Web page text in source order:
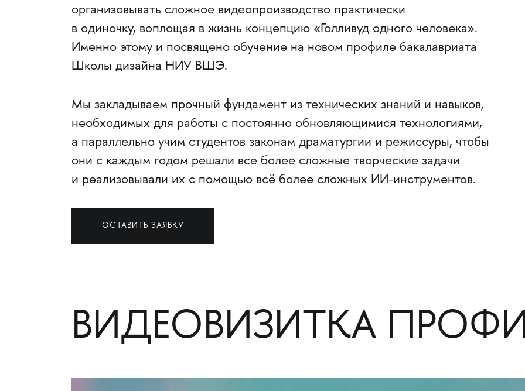
организовывать сложное видеопроизводство практически
в одиночку, воплощая в жизнь концепцию «Голливуд одного человека».
Именно этому и посвящено обучение на новом профиле бакалавриата
Школы дизайна НИУ ВШЭ.
Мы закладываем прочный фундамент из технических знаний и навыков,
необходимых для работы с постоянно обновляющимися технологиями,
а параллельно учим студентов законам драматургии и режиссуры, чтобы
они с каждым годом решали все более сложные творческие задачи
и реализовывали их с помощью всё более сложных ИИ-инструментов.
ОСТАВИТЬ ЗАЯВКУ
ВИДЕОВИЗИТКА